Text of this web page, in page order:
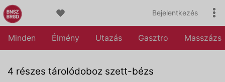
Bejelentkezés
Minden Élmény Utazás Gasztro Masszázs
4 részes tárolódoboz szett-bézs